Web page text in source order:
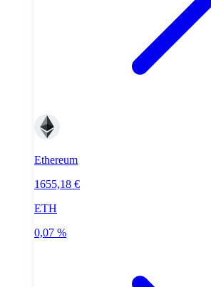
Ethereum
1655,18 €
ETH
0,07 %